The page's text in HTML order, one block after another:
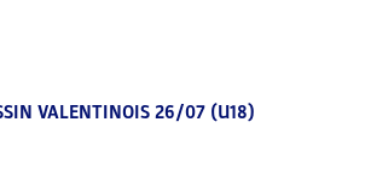
VALENTINOIS 26/07 (U18)